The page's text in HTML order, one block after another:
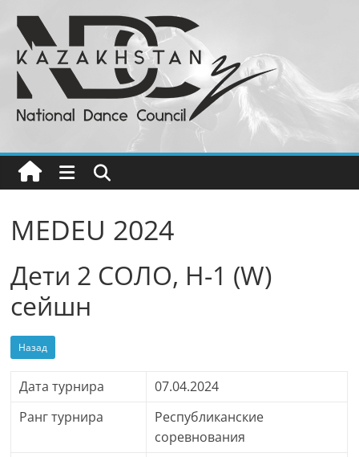
содержимому
Национальный
Совет
Танца
РК
танцы
в
Казахстане
MEDEU 2024
Дети 2 СОЛО, H-1 (W)
сейшн
Назад
Дата турнира
07.04.2024
Ранг турнира
Республиканские
соревнования